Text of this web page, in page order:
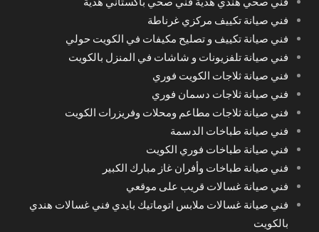
فني صيانة تكييف مركزي غرناطة
فني صيانة تكييف و تصليح مكيفات في الكويت حولي
فني صيانة تلفزيونات و شاشات في المنزل بالكويت
فني صيانة ثلاجات الكويت فوري
فني صيانة ثلاجات دسمان فوري
فني صيانة ثلاجات مطاعم ومحلات وفريزرات الكويت
فني صيانة طباخات الدسمة
فني صيانة طباخات فوري الكويت
فني صيانة طباخات وأفران غاز مبارك الكبير
فني صيانة غسالات قريب على موقعي
فني صيانة غسالات ملابس اتوماتيك بايدي فني غسالات هندي
بالكويت